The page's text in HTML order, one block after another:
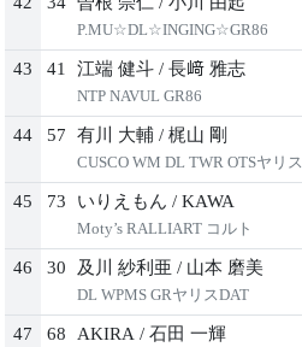
P.MU☆DL☆INGING☆GR86
43 41 江端 健斗 / 長﨑 雅志
NTP NAVUL GR86
44 57 有川 大輔 / 梶山 剛
CUSCO WM DL TWR OTSヤリス
45 73 いりえもん / KAWA
Moty’s RALLIART コルト
46 30 及川 紗利亜 / 山本 磨美
DL WPMS GRヤリスDAT
47 68 AKIRA / 石田 一輝